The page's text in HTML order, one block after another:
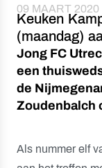
09 MAART 2020
Keuken
(maandag)
Jong FC
een
de
Zoudenbalch
Als nummer elf